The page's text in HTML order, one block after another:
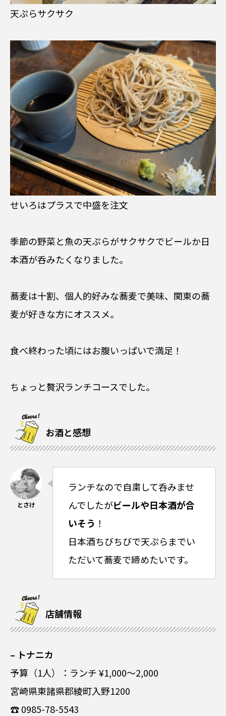
天ぷらサクサク
せいろはプラスで中盛を注文
季節の野菜と魚の天ぷらがサクサクでビールか日
本酒が呑みたくなりました。
蕎麦は十割、個人的好みな蕎麦で美味、関東の蕎
麦が好きな方にオススメ。
食べ終わった頃にはお腹いっぱいで満足！
ちょっと贅沢ランチコースでした。
お酒と感想
ランチなので自粛して呑みませ
んでしたがビールや日本酒が合
いそう ！
日本酒ちびちびで天ぷらまでい
ただいて蕎麦で締めたいです。
店舗情報
– トナニカ
予算（1人）：ランチ ¥1,000～2,000
宮崎県東諸県郡綾町入野1200
☎ 0985-78-5543